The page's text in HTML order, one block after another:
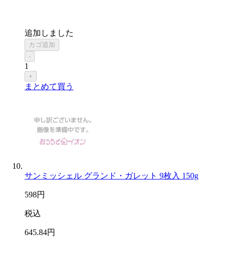
追加しました
カゴ追加
-
1
+
まとめて買う
サンミッシェル グランド・ガレット 9枚入 150g
598円
税込
645.84円